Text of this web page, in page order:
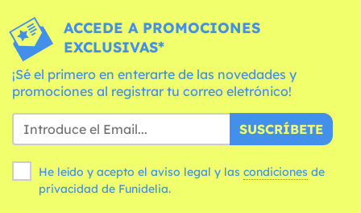
ACCEDE A PROMOCIONES
EXCLUSIVAS*
¡Sé el primero en enterarte de las novedades y
promociones al registrar tu correo eletrónico!
SUSCRÍBETE
He leído y acepto el aviso legal y las condiciones
privacidad de Funidelia.